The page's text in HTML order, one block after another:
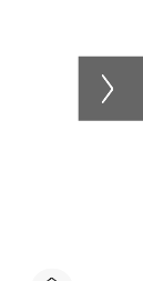
程 MC432